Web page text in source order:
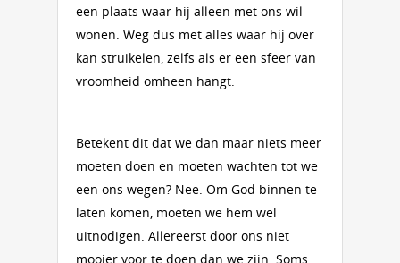
een plaats waar hij alleen met ons wil
wonen. Weg dus met alles waar hij over
kan struikelen, zelfs als er een sfeer van
vroomheid omheen hangt.
Betekent dit dat we dan maar niets meer
moeten doen en moeten wachten tot we
een ons wegen? Nee. Om God binnen te
laten komen, moeten we hem wel
uitnodigen. Allereerst door ons niet
mooier voor te doen dan we zijn. Soms